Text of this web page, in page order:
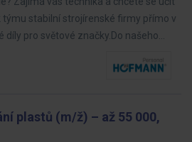
týmu stabilní strojírenské firmy přímo v
díly pro světové značky.Do našeho…
plastů (m/ž) – až 55 000,